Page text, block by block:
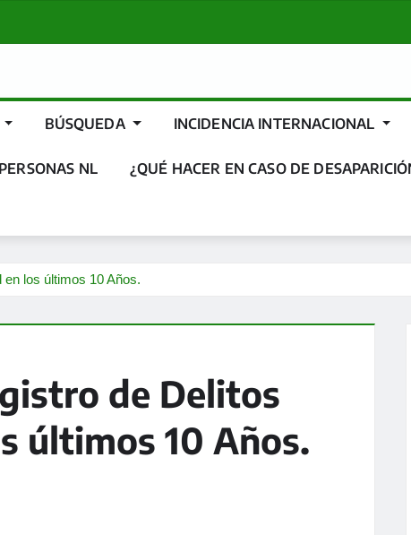
BÚSQUEDA INCIDENCIA INTERNACIONAL
NL ¿QUÉ HACER EN CASO DE
los últimos 10 Años.
de Delitos
últimos 10 Años.